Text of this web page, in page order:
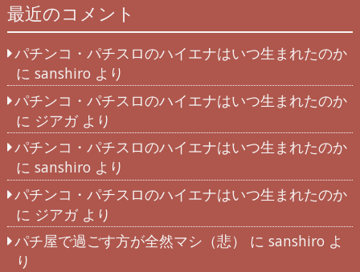
最近のコメント
パチンコ・パチスロのハイエナはいつ生まれたのか
に sanshiro より
パチンコ・パチスロのハイエナはいつ生まれたのか
に ジアガより
パチンコ・パチスロのハイエナはいつ生まれたのか
に sanshiro より
パチンコ・パチスロのハイエナはいつ生まれたのか
に ジアガより
パチ屋で過ごす方が全然マシ（悲）
にsanshiro よ
り